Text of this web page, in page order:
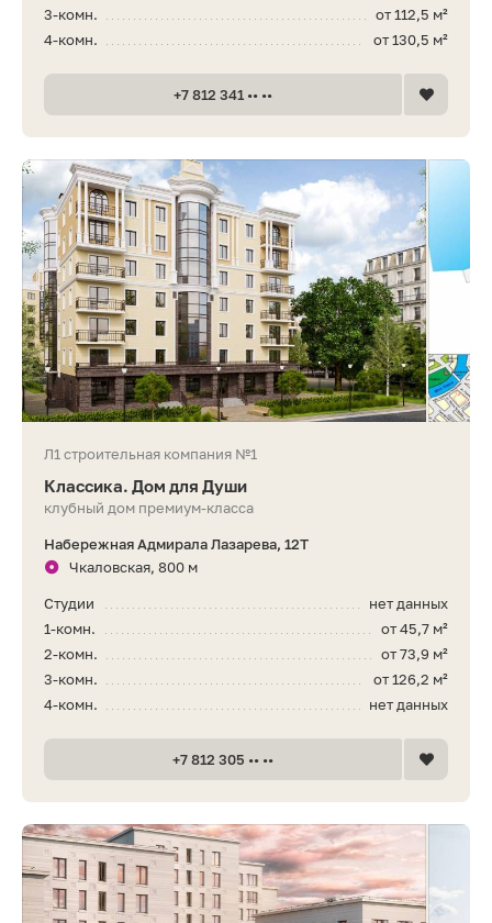
от 112,5 м²
3-комн.
от 130,5 м²
4-комн.
+7 812 341 •• ••
Л1 строительная компания №1
Классика. Дом для Души
клубный дом премиум-класса
Набережная Адмирала Лазарева, 12Т
Чкаловская, 800 м
нет данных
Студии
от 45,7 м²
1-комн.
от 73,9 м²
2-комн.
от 126,2 м²
3-комн.
нет данных
4-комн.
+7 812 305 •• ••